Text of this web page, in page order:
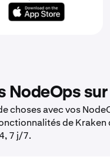
NodeOps sur
choses avec vos
de
7 j/7.